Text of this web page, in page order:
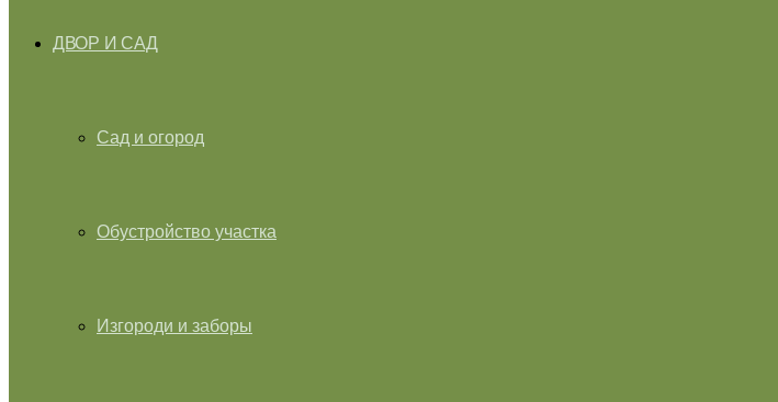
ДВОР И САД
Сад и огород
Обустройство участка
Изгороди и заборы